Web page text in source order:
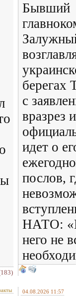
Бывший
берегах
с
вразрез
идет о
послов,
НАТО:
него не
04.08.2026 11:57